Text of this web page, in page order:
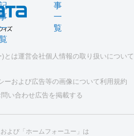
覧
事
一
覧
)とは運営会社個人情報の取り扱いについて
ーおよび広告等の画像について利用規約
問い合わせ広告を掲載する
および「ホームフォーユー」は